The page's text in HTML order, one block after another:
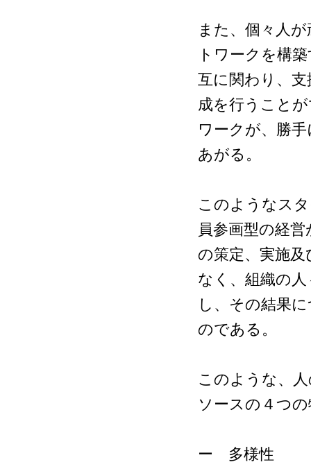
また、個々人
トワークを構
互に関わり、
成を行うこと
ワークが、勝
あがる。
このようなス
員参画型の経
の策定、実施
なく、組織の
し、その結果
のである。
このような、
ソースの４つ
ー 多様性 ：